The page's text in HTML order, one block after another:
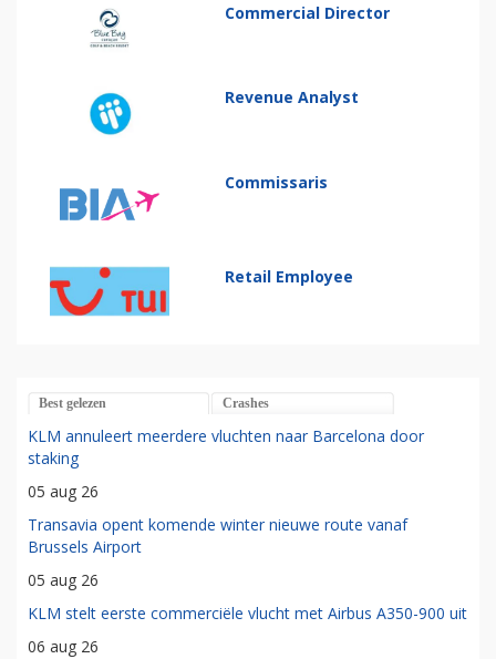
Commercial Director
Revenue Analyst
Commissaris
Retail Employee
Best gelezen Crashes
KLM annuleert meerdere vluchten naar Barcelona door
staking
05 aug 26
Transavia opent komende winter nieuwe route vanaf
Brussels Airport
05 aug 26
KLM stelt eerste commerciële vlucht met Airbus A350-900 uit
06 aug 26